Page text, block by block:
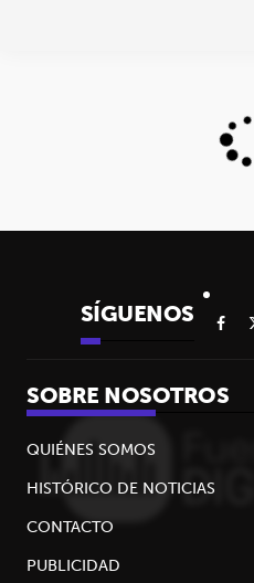
SÍGUENOS
SOBRE NOSOTROS
QUIÉNES SOMOS
HISTÓRICO DE NOTICIAS
CONTACTO
PUBLICIDAD